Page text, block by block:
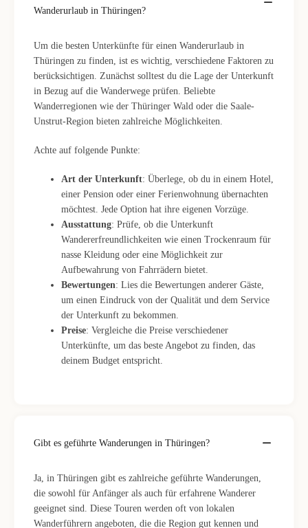
Wanderurlaub in Thüringen?
Um die besten Unterkünfte für einen Wanderurlaub in
Thüringen zu finden, ist es wichtig, verschiedene Faktoren zu
berücksichtigen. Zunächst solltest du die Lage der Unterkunft
in Bezug auf die Wanderwege prüfen. Beliebte
Wanderregionen wie der Thüringer Wald oder die Saale-
Unstrut-Region bieten zahlreiche Möglichkeiten.
Achte auf folgende Punkte:
Art der Unterkunft: Überlege, ob du in einem Hotel,
einer Pension oder einer Ferienwohnung übernachten
möchtest. Jede Option hat ihre eigenen Vorzüge.
Ausstattung: Prüfe, ob die Unterkunft
Wandererfreundlichkeiten wie einen Trockenraum für
nasse Kleidung oder eine Möglichkeit zur
Aufbewahrung von Fahrrädern bietet.
Bewertungen: Lies die Bewertungen anderer Gäste,
um einen Eindruck von der Qualität und dem Service
der Unterkunft zu bekommen.
Preise: Vergleiche die Preise verschiedener
Unterkünfte, um das beste Angebot zu finden, das
deinem Budget entspricht.
Gibt es geführte Wanderungen in Thüringen?
Ja, in Thüringen gibt es zahlreiche geführte Wanderungen,
die sowohl für Anfänger als auch für erfahrene Wanderer
geeignet sind. Diese Touren werden oft von lokalen
Wanderführern angeboten, die die Region gut kennen und